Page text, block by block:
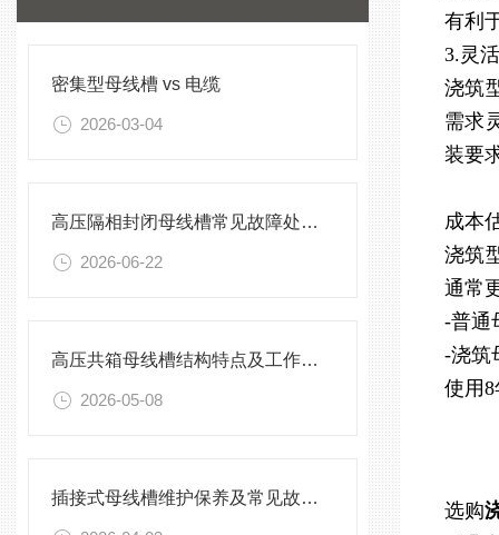
密集型母线槽 vs 电缆
2026-03-04
高压隔相封闭母线槽常见故障处理方案
2026-06-22
高压共箱母线槽结构特点及工作原理
2026-05-08
插接式母线槽维护保养及常见故障处理指南
有利
3.灵
浇筑
需求
装要
成本
浇筑
通常
-普通
-浇筑
使用
选购